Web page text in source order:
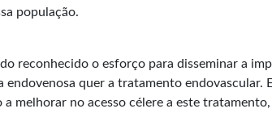
população.
reconhecido o esforço para disseminar a
quer a tratamento endovascular.
melhorar no acesso célere a este